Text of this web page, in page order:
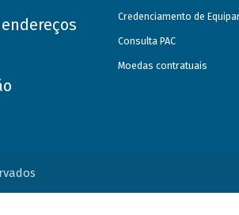
Credenciamento de
Consulta PAC
Moedas contratuais